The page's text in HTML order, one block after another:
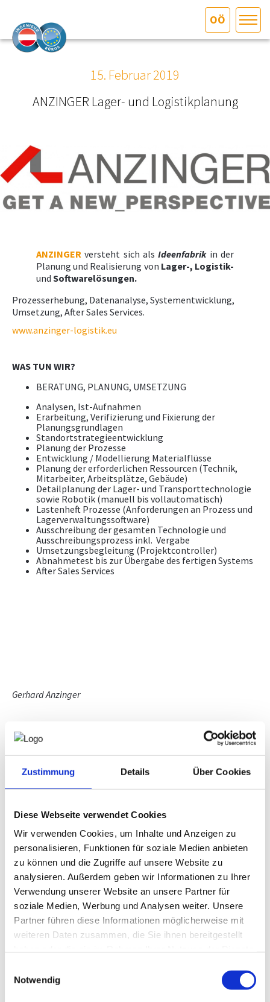
Zustimmung Details Über Cookies
Diese Webseite verwendet Cookies
Wir verwenden Cookies, um Inhalte und Anzeigen zu
personalisieren, Funktionen für soziale Medien anbieten
zu können und die Zugriffe auf unsere Website zu
analysieren. Außerdem geben wir Informationen zu Ihrer
Verwendung unserer Website an unsere Partner für
soziale Medien, Werbung und Analysen weiter. Unsere
Partner führen diese Informationen möglicherweise mit
weiteren Daten zusammen, die Sie ihnen bereitgestellt
Notwendig
OÖ
INTERESSEN­VERTRETUNG
KONTAKT
15. Februar 2019
ANZINGER Lager- und Logistikplanung
ANZINGER versteht sich als Ideenfabrikin der
Planung und Realisierung von Lager-, Logistik-
und Softwarelösungen.
Prozesserhebung, Datenanalyse, Systementwicklung,
Umsetzung, After Sales Services.
www.anzinger-logistik.eu
WAS TUN WIR?
BERATUNG, PLANUNG, UMSETZUNG
Analysen, Ist-Aufnahmen
Erarbeitung, Verifizierung und Fixierung der
Planungsgrundlagen
Standortstrategieentwicklung
Planung der Prozesse
Entwicklung / Modellierung Materialflüsse
Planung der erforderlichen Ressourcen (Technik,
Mitarbeiter, Arbeitsplätze, Gebäude)
Detailplanung der Lager- und Transporttechnologie
sowie Robotik (manuell bis vollautomatisch)
Lastenheft Prozesse (Anforderungen an Prozess und
Lagerverwaltungssoftware)
Ausschreibung der gesamten Technologie und
Ausschreibungsprozess inkl. Vergabe
Umsetzungsbegleitung (Projektcontroller)
Abnahmetest bis zur Übergabe des fertigen Systems
After Sales Services
Gerhard Anzinger